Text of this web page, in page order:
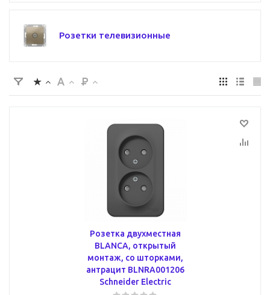
Розетки телевизионные
Розетка двухместная
BLANCA, открытый
монтаж, со шторками,
антрацит BLNRA001206
Schneider Electric